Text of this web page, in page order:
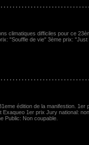
climatiques difficiles pour ce
"Souffle de vie" 3ème prix: "Just
édition de la manifestion. 1er
1er prix Jury national:
Public: Non coupable.